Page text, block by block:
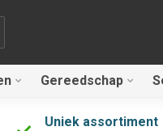
Gereedschap
Uniek assortiment